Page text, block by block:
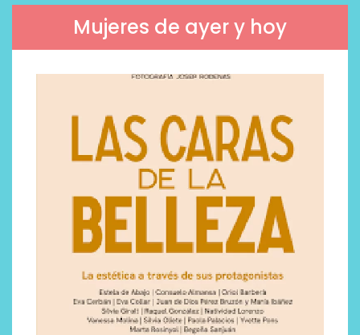
Mujeres de ayer y hoy